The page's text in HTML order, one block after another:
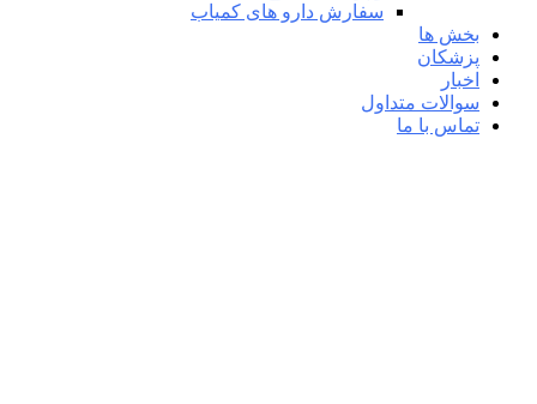
سفارش دارو های کمیاب
بخش ها
پزشکان
اخبار
سوالات متداول
تماس با ما